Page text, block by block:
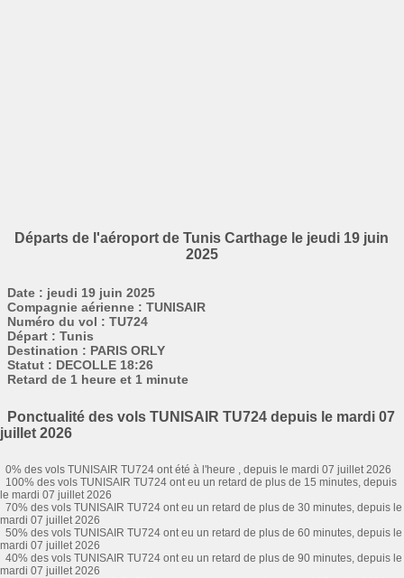
Départs de l'aéroport de Tunis Carthage le jeudi 19 juin
2025
Date : jeudi 19 juin 2025
Compagnie aérienne : TUNISAIR
Numéro du vol : TU724
Départ : Tunis
Destination : PARIS ORLY
Statut : DECOLLE 18:26
Retard de 1 heure et 1 minute
Ponctualité des vols TUNISAIR TU724 depuis le mardi 07
juillet 2026
0% des vols TUNISAIR TU724 ont été à l'heure , depuis le mardi 07 juillet 2026
100% des vols TUNISAIR TU724 ont eu un retard de plus de 15 minutes, depuis
le mardi 07 juillet 2026
70% des vols TUNISAIR TU724 ont eu un retard de plus de 30 minutes, depuis le
mardi 07 juillet 2026
50% des vols TUNISAIR TU724 ont eu un retard de plus de 60 minutes, depuis le
mardi 07 juillet 2026
40% des vols TUNISAIR TU724 ont eu un retard de plus de 90 minutes, depuis le
mardi 07 juillet 2026